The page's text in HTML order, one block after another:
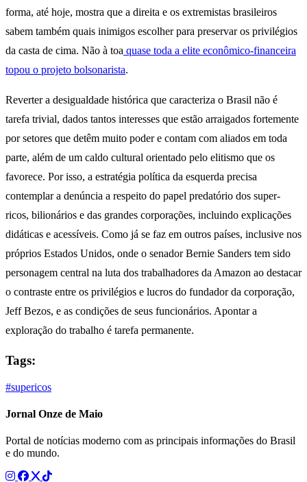
forma, até hoje, mostra que a direita e os extremistas brasileiros
sabem também quais inimigos escolher para preservar os privilégios
da casta de cima. Não à toa quase toda a elite econômico-financeira
topou o projeto bolsonarista.
Reverter a desigualdade histórica que caracteriza o Brasil não é
tarefa trivial, dados tantos interesses que estão arraigados fortemente
por setores que detêm muito poder e contam com aliados em toda
parte, além de um caldo cultural orientado pelo elitismo que os
favorece. Por isso, a estratégia política da esquerda precisa
contemplar a denúncia a respeito do papel predatório dos super-
ricos, bilionários e das grandes corporações, incluindo explicações
didáticas e acessíveis. Como já se faz em outros países, inclusive nos
próprios Estados Unidos, onde o senador Bernie Sanders tem sido
personagem central na luta dos trabalhadores da Amazon ao destacar
o contraste entre os privilégios e lucros do fundador da corporação,
Jeff Bezos, e as condições de seus funcionários. Apontar a
exploração do trabalho é tarefa permanente.
Tags:
#supericos
Jornal Onze de Maio
Portal de notícias moderno com as principais informações do Brasil
e do mundo.